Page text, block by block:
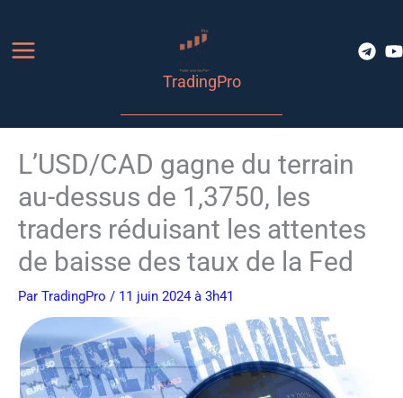
contenu
TradingPro
L’USD/CAD gagne du terrain
au-dessus de 1,3750, les
traders réduisant les attentes
de baisse des taux de la Fed
Par TradingPro / 11 juin 2024 à 3h41